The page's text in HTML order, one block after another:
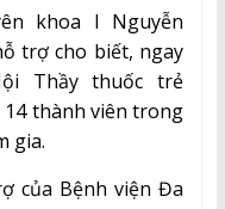
khoa I Nguyễn
trợ cho biết, ngay
Thầy thuốc trẻ
14 thành viên trong
gia.
của Bệnh viện Đa